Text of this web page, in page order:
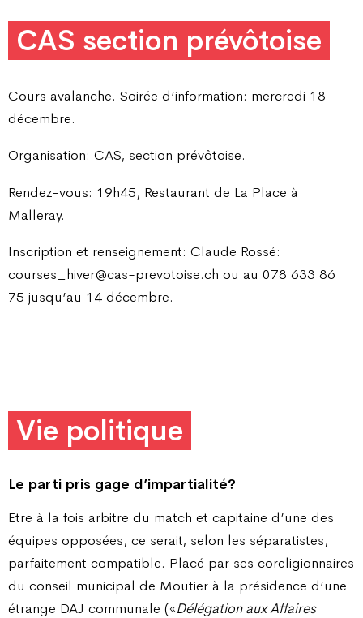
CAS section prévôtoise
Cours avalanche. Soirée d’information: mercredi 18
décembre.
Organisation: CAS, section prévôtoise.
Rendez-vous: 19h45, Restaurant de La Place à
Malleray.
Inscription et renseignement: Claude Rossé:
courses_hiver@cas-prevotoise.ch ou au 078 633 86
75 jusqu’au 14 décembre.
Vie politique
Le parti pris gage d’impartialité?
Etre à la fois arbitre du match et capitaine d’une des
équipes opposées, ce serait, selon les séparatistes,
parfaitement compatible. Placé par ses coreligionnaires
du conseil municipal de Moutier à la présidence d’une
étrange DAJ communale («Délégation aux Affaires